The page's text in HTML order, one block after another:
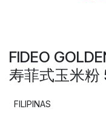
FIDEO
寿菲式玉米
FILIPINAS